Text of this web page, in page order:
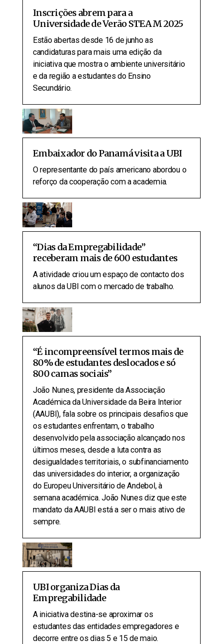
Inscrições abrem para a
Universidade de Verão STEAM 2025
Estão abertas desde 16 de junho as
candidaturas para mais uma edição da
iniciativa que mostra o ambiente universitário
e da região a estudantes do Ensino
Secundário.
Embaixador do Panamá visita a UBI
O representante do país americano abordou o
reforço da cooperação com a academia.
“Dias da Empregabilidade”
receberam mais de 600 estudantes
A atividade criou um espaço de contacto dos
alunos da UBI com o mercado de trabalho.
“É incompreensível termos mais de
80% de estudantes deslocados e só
800 camas sociais”
João Nunes, presidente da Associação
Académica da Universidade da Beira Interior
(AAUBI), fala sobre os principais desafios que
os estudantes enfrentam, o trabalho
desenvolvido pela associação alcançado nos
últimos meses, desde a luta contra as
desigualdades territoriais, o subfinanciamento
das universidades do interior, a organização
do Europeu Universitário de Andebol, à
semana académica. João Nunes diz que este
mandato da AAUBI está a ser o mais ativo de
sempre.
UBI organiza Dias da
Empregabilidade
A iniciativa destina-se aproximar os
estudantes das entidades empregadores e
decorre entre os dias 5 e 15 de maio.